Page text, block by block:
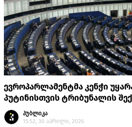
ევროპარლამენტმა კენჭი
პუტინისთვის ტრიბუნალის
პუბლიკა
15:52, 30 აპრილი, 2026